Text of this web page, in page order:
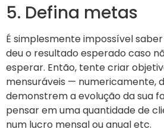
5. Defina metas
É simplesmente impossível
deu o resultado esperado caso
esperar. Então, tente criar
mensuráveis — numericamente,
demonstrem a evolução da sua
pensar em uma quantidade de
num lucro mensal ou anual etc.